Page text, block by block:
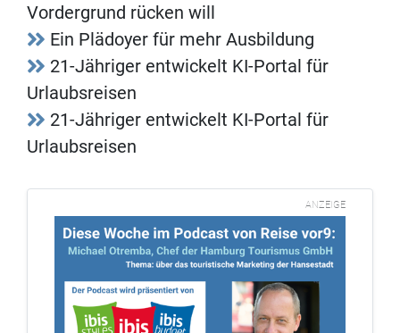
Vordergrund rücken will
Ein Plädoyer für mehr Ausbildung
21-Jähriger entwickelt KI-Portal für
Urlaubsreisen
21-Jähriger entwickelt KI-Portal für
Urlaubsreisen
ANZEIGE